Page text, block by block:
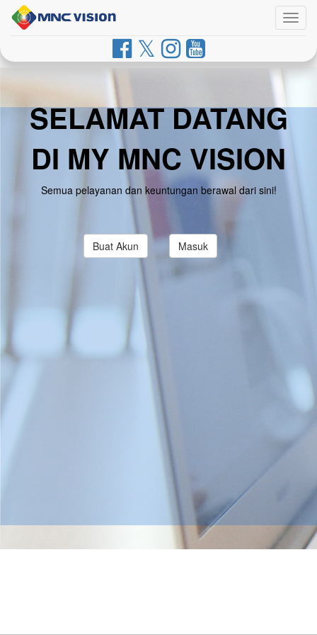
SELAMAT DATANG
DI MY MNC VISION
Semua pelayanan dan keuntungan berawal dari sini!
Buat Akun Masuk